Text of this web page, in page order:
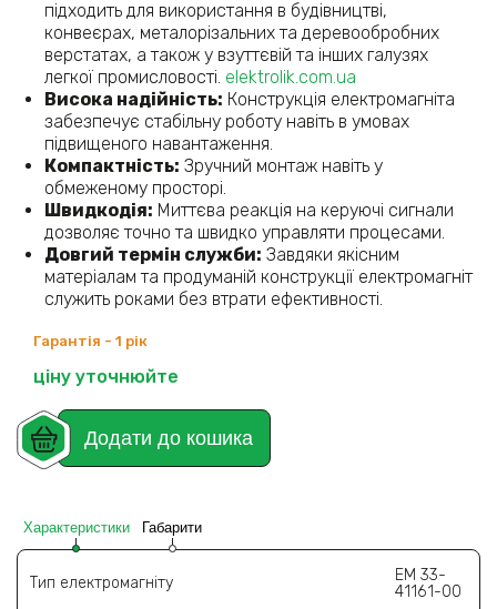
підходить для використання в будівництві,
конвеєрах, металорізальних та деревообробних
верстатах, а також у взуттєвій та інших галузях
легкої промисловості. ​ elektrolik.com.ua
Висока надійність: Конструкція електромагніта
забезпечує стабільну роботу навіть в умовах
підвищеного навантаження.​
Компактність: Зручний монтаж навіть у
обмеженому просторі.​
Швидкодія: Миттєва реакція на керуючі сигнали
дозволяє точно та швидко управляти процесами.​
Довгий термін служби: Завдяки якісним
матеріалам та продуманій конструкції електромагніт
служить роками без втрати ефективності.​
Гарантія - 1 рік
ціну уточнюйте
Додати до кошика
Характеристики Габарити
Тип електромагніту
ЕМ 33-
41161-00